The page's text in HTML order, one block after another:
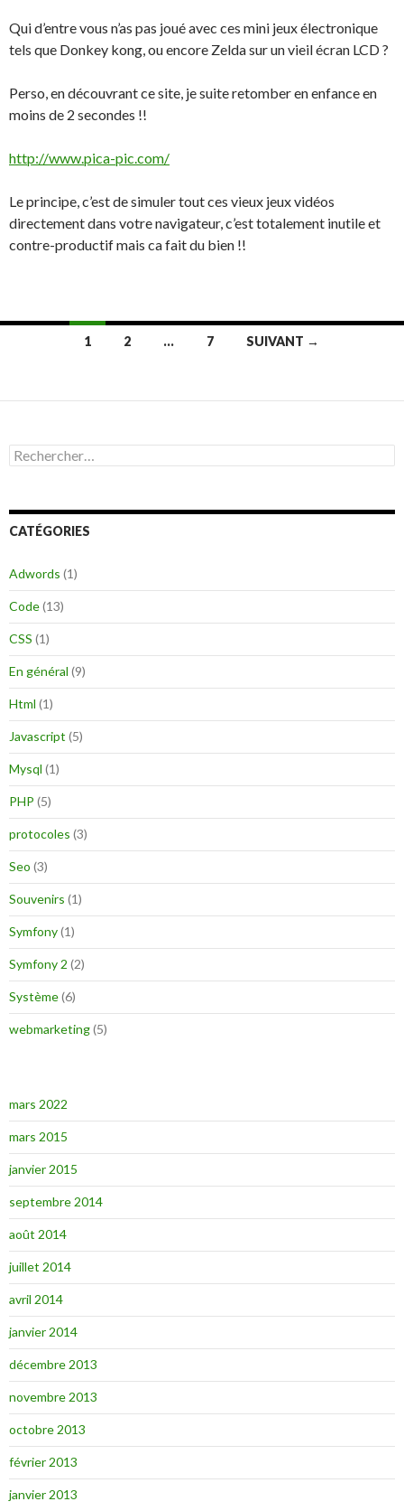
Qui d’entre vous n’as pas joué avec ces mini jeux électronique
tels que Donkey kong, ou encore Zelda sur un vieil écran LCD ?
Perso, en découvrant ce site, je suite retomber en enfance en
moins de 2 secondes !!
http://www.pica-pic.com/
Le principe, c’est de simuler tout ces vieux jeux vidéos
directement dans votre navigateur, c’est totalement inutile et
contre-productif mais ca fait du bien !!
des
1 2 … 7 SUIVANT →
R
e
e
r
h
e
r
:
CATÉGORIES
Adwords (1)
Code(13)
CSS (1)
En général (9)
Html (1)
Javascript (5)
Mysql (1)
PHP (5)
protocoles (3)
Seo (3)
Souvenirs (1)
Symfony(1)
Symfony 2 (2)
Système(6)
webmarketing(5)
mars 2022
mars 2015
janvier 2015
septembre 2014
août 2014
juillet 2014
avril 2014
janvier 2014
décembre 2013
novembre 2013
octobre 2013
février 2013
janvier 2013